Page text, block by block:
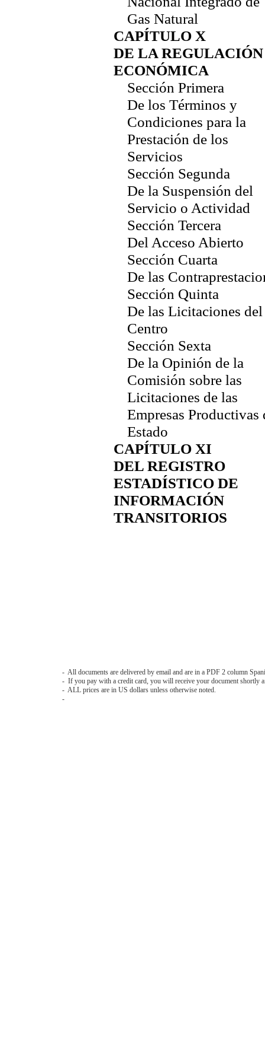
Gas Natural
CAPÍTULO X
DE LA REGULACIÓN
ECONÓMICA
Sección Primera
De los Términos y
Condiciones para la
Prestación de los
Servicios
Sección Segunda
De la Suspensión del
Servicio o Actividad
Sección Tercera
Del Acceso Abierto
Sección Cuarta
De las
Sección Quinta
De las Licitaciones del
Centro
Sección Sexta
De la Opinión de la
Comisión sobre las
Licitaciones de las
Empresas Productivas
Estado
CAPÍTULO XI
DEL REGISTRO
ESTADÍSTICO DE
INFORMACIÓN
TRANSITORIOS
- All documents are delivered by email and are in a PDF 2 column
- If you pay with a credit card, you will receive your document shortly
- ALL prices are in US dollars unless otherwise noted.
-